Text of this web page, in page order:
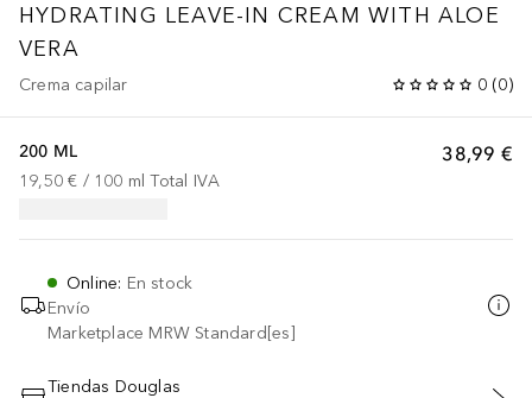
HYDRATING LEAVE-IN CREAM WITH ALOE
VERA
Crema capilar 0 (0)
38,99 €
200 ML
19,50 € / 100 ml Total IVA
Online: En stock
Envío
Marketplace MRW Standard[es]
Tiendas Douglas